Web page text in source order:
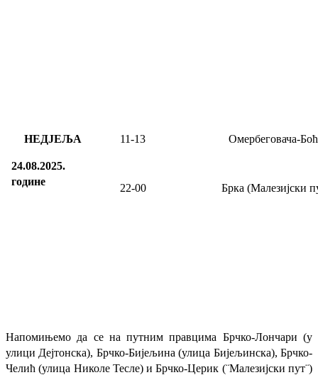
НЕДЈЕЉА
24.08.2025.
године
11-13 Омербеговача-
22-00 Брка (Малезијски
Напомињемо да се на путним правцима Брчко-Лончари (у
улици Дејтонска), Брчко-Бијељина (улица Бијељинска), Брчко-
Челић (улица Николе Тесле) и Брчко-Церик (¨Малезијски пут¨)